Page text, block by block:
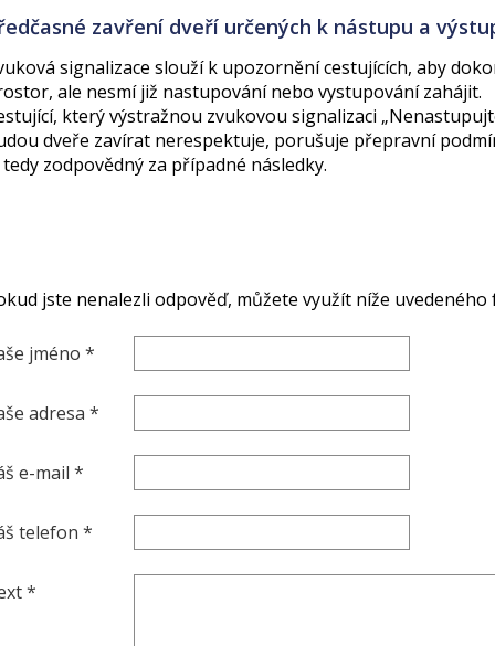
zavření dveří určených k nástupu a
signalizace slouží k upozornění cestujících, aby
ale nesmí již nastupování nebo vystupování zahájit.
který výstražnou zvukovou signalizaci
dveře zavírat nerespektuje, porušuje přepravní
tedy zodpovědný za případné následky.
jste nenalezli odpověď, můžete využít níže
jméno *
adresa *
e-mail *
telefon *
*